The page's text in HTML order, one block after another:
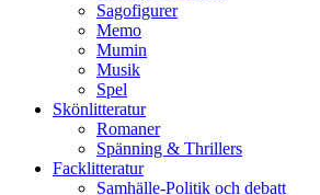
Sagofigurer
Memo
Mumin
Musik
Spel
Skönlitteratur
Romaner
Spänning & Thrillers
Facklitteratur
Samhälle-Politik och debatt